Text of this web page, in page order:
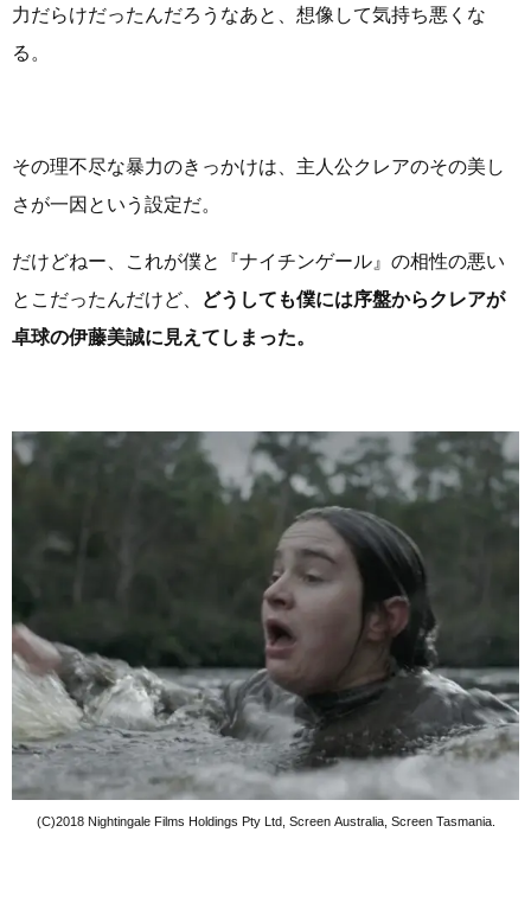
力だらけだったんだろうなあと、想像して気持ち悪くな
る。
その理不尽な暴力のきっかけは、主人公クレアのその美し
さが一因という設定だ。
だけどねー、これが僕と『ナイチンゲール』の相性の悪い
とこだったんだけど、
どうしても僕には序盤からクレアが
卓球の伊藤美誠に見えてしまった。
(C)2018 Nightingale Films Holdings Pty Ltd, Screen Australia, Screen Tasmania.